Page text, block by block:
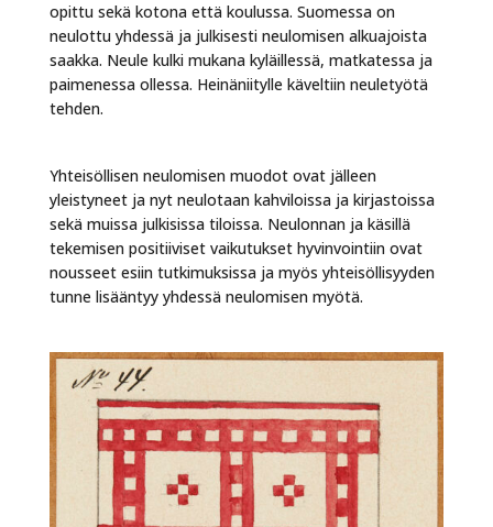
opittu sekä kotona että koulussa. Suomessa on
neulottu yhdessä ja julkisesti neulomisen alkuajoista
saakka. Neule kulki mukana kyläillessä, matkatessa ja
paimenessa ollessa. Heinäniitylle käveltiin neuletyötä
tehden.
Yhteisöllisen neulomisen muodot ovat jälleen
yleistyneet ja nyt neulotaan kahviloissa ja kirjastoissa
sekä muissa julkisissa tiloissa. Neulonnan ja käsillä
tekemisen positiiviset vaikutukset hyvinvointiin ovat
nousseet esiin tutkimuksissa ja myös yhteisöllisyyden
tunne lisääntyy yhdessä neulomisen myötä.